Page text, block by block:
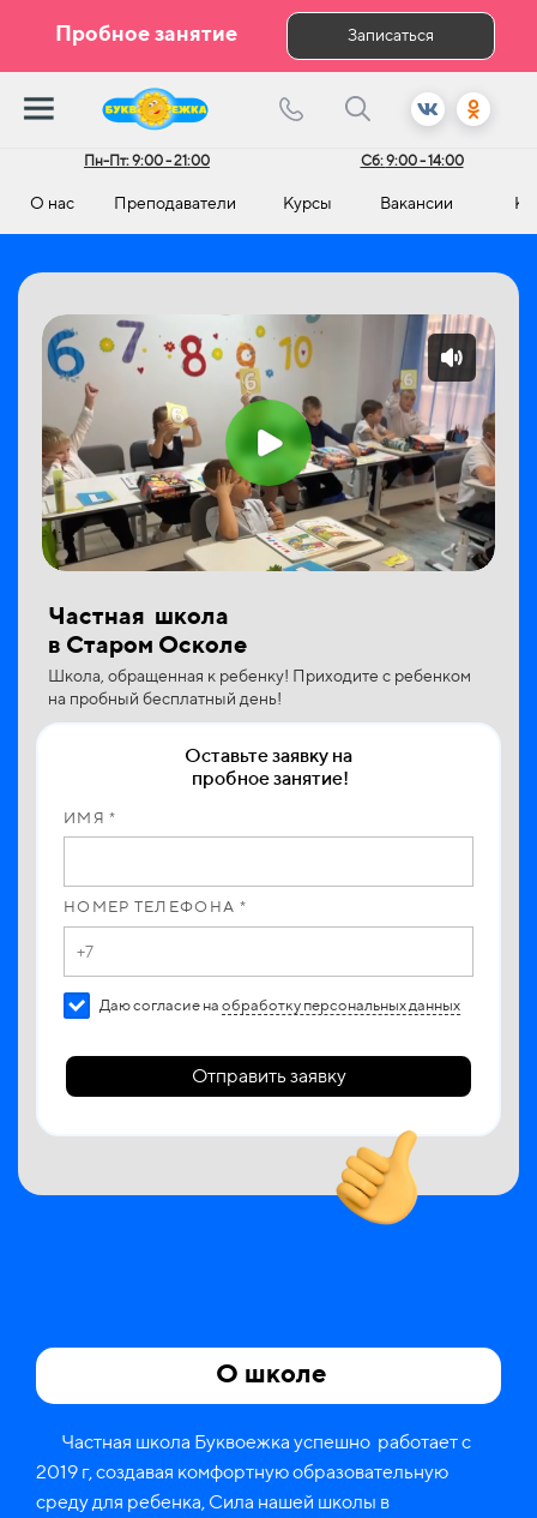
Пробное занятие Записаться
Пн-Пт:9:00 - 21:00 Сб:9:00 - 14:00
О нас Преподаватели Курсы Вакансии
Частная школа
в Старом Осколе
Школа, обращенная к ребенку! Приходите с ребенком
на пробный бесплатный день!
Оставьте заявку на
пробное занятие!
ИМЯ *
НОМЕР ТЕЛЕФОНА *
Даю согласие на обработку персональных данных
Отправить заявку
О школе
Частная школа Буквоежка успешно работает с
2019 г, создавая комфортную образовательную
среду для ребенка, Сила нашей школы в